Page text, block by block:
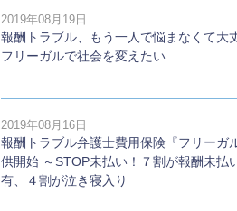
2019年08月19日
報酬トラブル、もう一人で悩まなくて大
フリーガルで社会を変えたい
2019年08月16日
報酬トラブル弁護士費用保険『フリーガ
供開始 ～STOP未払い！７割が報酬未払
有、４割が泣き寝入り